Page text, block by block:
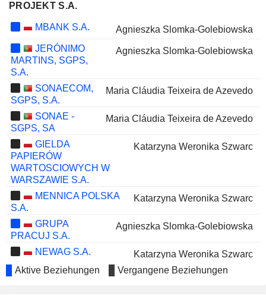
PROJEKT S.A.
MBANK S.A.
Agnieszka Slomka-Golebiowska
JERÓNIMO
MARTINS, SGPS,
S.A.
Agnieszka Slomka-Golebiowska
SONAECOM,
SGPS, S.A.
Maria Cláudia Teixeira de Azevedo
SONAE -
SGPS, SA
Maria Cláudia Teixeira de Azevedo
GIELDA
PAPIERÓW
WARTOSCIOWYCH W
WARSZAWIE S.A.
Katarzyna Weronika Szwarc
MENNICA POLSKA
S.A.
Katarzyna Weronika Szwarc
GRUPA
PRACUJ S.A.
Agnieszka Slomka-Golebiowska
NEWAG S.A.
Katarzyna Weronika Szwarc
NOS, SGPS,
Maria Cláudia Teixeira de Azevedo
Aktive Beziehungen Vergangene Beziehungen